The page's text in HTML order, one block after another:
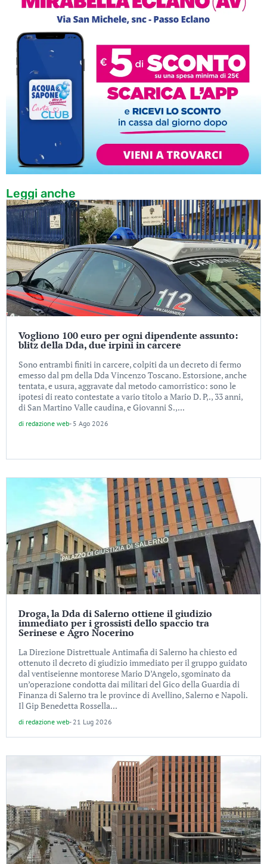
Leggi anche
Vogliono 100 euro per ogni dipendente assunto:
blitz della Dda, due irpini in carcere
Sono entrambi finiti in carcere, colpiti da un decreto di fermo
emesso dal pm della Dda Vincenzo Toscano. Estorsione, anche
tentata, e usura, aggravate dal metodo camorristico: sono le
ipotesi di reato contestate a vario titolo a Mario D. P,., 33 anni,
di San Martino Valle caudina, e Giovanni S.,...
di redazione web- 5 Ago 2026
Droga, la Dda di Salerno ottiene il giudizio
immediato per i grossisti dello spaccio tra
Serinese e Agro Nocerino
La Direzione Distrettuale Antimafia di Salerno ha chiesto ed
ottenuto il decreto di giudizio immediato per il gruppo guidato
dal ventiseienne montorese Mario D’Angelo, sgominato da
un’operazione condotta dai militari del Gico della Guardia di
Finanza di Salerno tra le province di Avellino, Salerno e Napoli.
Il Gip Benedetta Rossella...
di redazione web- 21 Lug 2026